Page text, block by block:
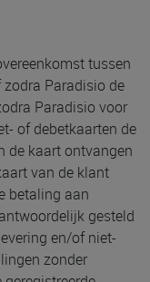
tussen
Paradisio de
Paradisio voor
of debetkaarten de
de kaart ontvangen
van de klant
betaling aan
gesteld
en/of niet-
zonder